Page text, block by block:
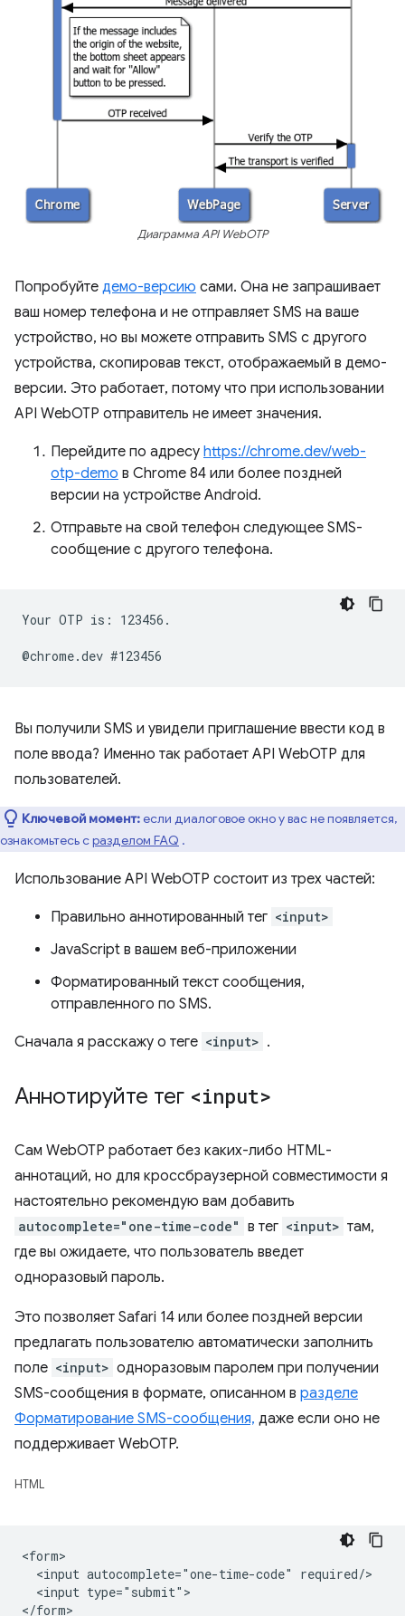
Диаграмма API WebOTP
Попробуйте демо-версию сами. Она не запрашивает
ваш номер телефона и не отправляет SMS на ваше
устройство, но вы можете отправить SMS с другого
устройства, скопировав текст, отображаемый в демо-
версии. Это работает, потому что при использовании
API WebOTP отправитель не имеет значения.
Перейдите по адресу https://chrome.dev/web-
otp-demo в Chrome 84 или более поздней
версии на устройстве Android.
Отправьте на свой телефон следующее SMS-
сообщение с другого телефона.
Your OTP is: 123456.
Вы получили SMS и увидели приглашение ввести код в
поле ввода? Именно так работает API WebOTP для
пользователей.
Ключевой момент:если диалоговое окно у вас не появляется,
ознакомьтесь сразделом FAQ .
Использование API WebOTP состоит из трех частей:
Правильно аннотированный тег <input>
JavaScript в вашем веб-приложении
Форматированный текст сообщения,
отправленного по SMS.
Сначала я расскажу о теге <input> .
Аннотируйте тег <input>
Сам WebOTP работает без каких-либо HTML-
аннотаций, но для кроссбраузерной совместимости я
настоятельно рекомендую вам добавить
autocomplete="one-time-code" в тег <input> там,
где вы ожидаете, что пользователь введет
одноразовый пароль.
Это позволяет Safari 14 или более поздней версии
предлагать пользователю автоматически заполнить
поле <input> одноразовым паролем при получении
SMS-сообщения в формате, описанном в разделе
Форматирование SMS-сообщения, даже если оно не
поддерживает WebOTP.
HTML
<form>
  <input autocomplete="one-time-code" required/>
  <input type="submit">